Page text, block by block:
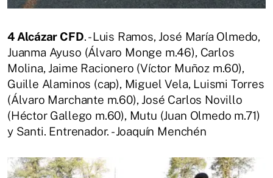
4 Alcázar CFD. - Luis Ramos, José María Olmedo,
Juanma Ayuso (Álvaro Monge m.46), Carlos
Molina, Jaime Racionero (Víctor Muñoz m.60),
Guille Alaminos (cap), Miguel Vela, Luismi Torres
(Álvaro Marchante m.60), José Carlos Novillo
(Héctor Gallego m.60), Mutu (Juan Olmedo m.71)
y Santi. Entrenador. - Joaquín Menchén